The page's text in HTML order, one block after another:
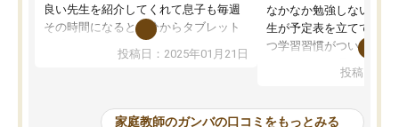
良い先生を紹介してくれて息子も毎週
その時間になると自分からタブレット
を開いてzoomを繋げるようになりまし
た！5科目なんでもOKなのもとても気
めて1年ほどだった今では平均点以上の
投稿日：2025年01月21日
なかなか勉強しない息子
生が予定表を立ててくれ
つ学習習慣がついてきま
指導が無い日も予定表
問できるのでとても助か
投稿日：
家庭教師のガンバの口コミをもっとみる